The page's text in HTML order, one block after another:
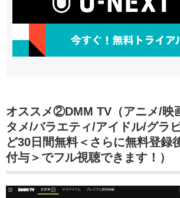
オススメ②DMM TV（アニメ/映
タメ/バラエティ/アイドル/グラ
ど30日間無料＜さらに無料登録
付与＞でフル視聴できます！）